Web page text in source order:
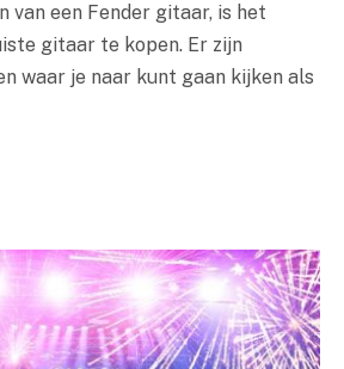
van een Fender gitaar, is het
gitaar te kopen. Er zijn
waar je naar kunt gaan kijken als